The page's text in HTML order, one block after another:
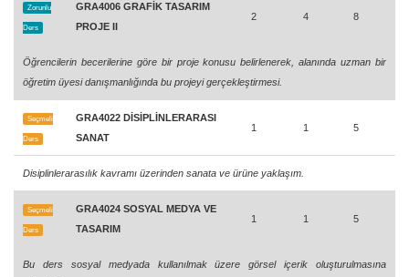
Zorunlu
Ders
GRA4006 GRAFİK TASARIM
PROJE II
2 4 8
Öğrencilerin becerilerine göre bir proje konusu belirlenerek, alanında uzman bir
öğretim üyesi danışmanlığında bu projeyi gerçekleştirmesi.
Seçmeli
Ders
GRA4022 DİSİPLİNLERARASI
SANAT
1 1 5
Disiplinlerarasılık kavramı üzerinden sanata ve ürüne yaklaşım.
Seçmeli
Ders
GRA4024 SOSYAL MEDYA VE
TASARIM
1 1 5
Bu ders sosyal medyada kullanılmak üzere görsel içerik oluşturulmasına